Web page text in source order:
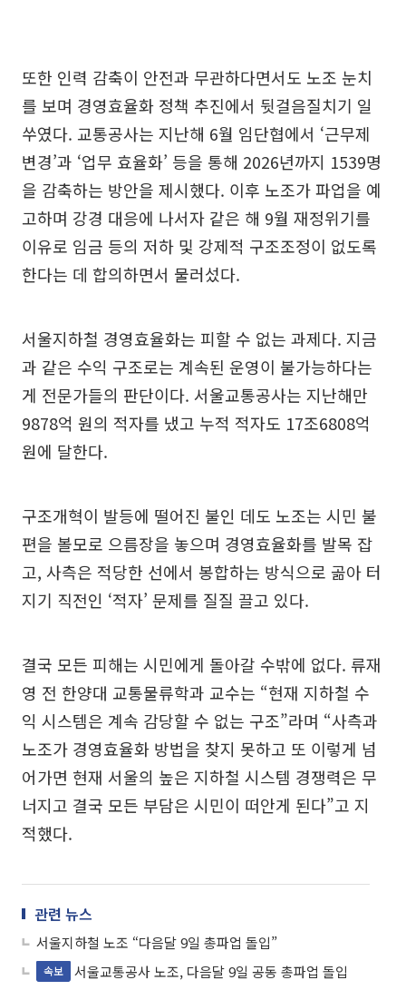
또한 인력 감축이 안전과 무관하다면서도 노조 눈치
를 보며 경영효율화 정책 추진에서 뒷걸음질치기 일
쑤였다. 교통공사는 지난해 6월 임단협에서 ‘근무제
변경’과 ‘업무 효율화’ 등을 통해 2026년까지 1539명
을 감축하는 방안을 제시했다. 이후 노조가 파업을 예
고하며 강경 대응에 나서자 같은 해 9월 재정위기를
이유로 임금 등의 저하 및 강제적 구조조정이 없도록
한다는 데 합의하면서 물러섰다.
서울지하철 경영효율화는 피할 수 없는 과제다. 지금
과 같은 수익 구조로는 계속된 운영이 불가능하다는
게 전문가들의 판단이다. 서울교통공사는 지난해만
9878억 원의 적자를 냈고 누적 적자도 17조6808억
원에 달한다.
구조개혁이 발등에 떨어진 불인 데도 노조는 시민 불
편을 볼모로 으름장을 놓으며 경영효율화를 발목 잡
고, 사측은 적당한 선에서 봉합하는 방식으로 곪아 터
지기 직전인 ‘적자’ 문제를 질질 끌고 있다.
결국 모든 피해는 시민에게 돌아갈 수밖에 없다. 류재
영 전 한양대 교통물류학과 교수는 “현재 지하철 수
익 시스템은 계속 감당할 수 없는 구조”라며 “사측과
노조가 경영효율화 방법을 찾지 못하고 또 이렇게 넘
어가면 현재 서울의 높은 지하철 시스템 경쟁력은 무
너지고 결국 모든 부담은 시민이 떠안게 된다”고 지
적했다.
관련 뉴스
서울지하철 노조 “다음달 9일 총파업 돌입”
속보
서울교통공사 노조, 다음달 9일 공동 총파업 돌입